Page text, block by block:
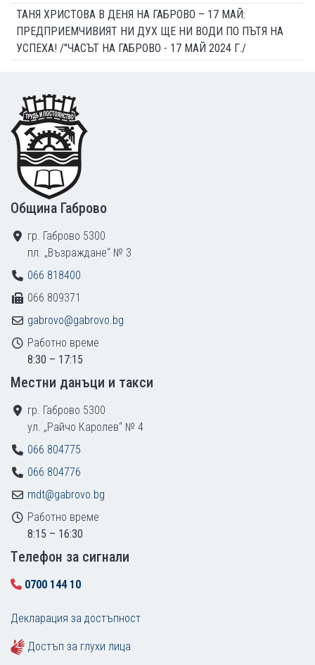
ТАНЯ ХРИСТОВА В ДЕНЯ НА ГАБРОВО – 17 МАЙ:
ПРЕДПРИЕМЧИВИЯТ НИ ДУХ ЩЕ НИ ВОДИ ПО ПЪТЯ НА
УСПЕХА! /"ЧАСЪТ НА ГАБРОВО - 17 МАЙ 2024 Г./
Footer
Община Габрово
гр. Габрово 5300
пл. „Възраждане“ № 3
066 818400
066 809371
gabrovo@gabrovo.bg
Работно време
8:30 – 17:15
Местни данъци и такси
гр. Габрово 5300
ул. „Райчо Каролев“ № 4
066 804775
066 804776
mdt@gabrovo.bg
Работно време
8:15 – 16:30
Tелефон за сигнали
0700 144 10
Декларация за достъпност
Достъп за глухи лица